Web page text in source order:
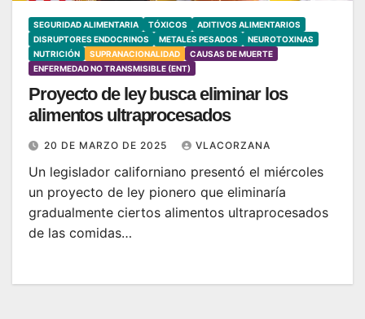
SEGURIDAD ALIMENTARIA TÓXICOS
ADITIVOS ALIMENTARIOS
DISRUPTORES ENDOCRINOS
METALES PESADOS
NEUROTOXINAS
NUTRICIÓN
SUPRANACIONALIDAD
CAUSAS DE MUERTE
ENFERMEDAD NO TRANSMISIBLE (ENT)
Proyecto de ley busca eliminar los
alimentos ultraprocesados
20 DE MARZO DE 2025 VLACORZANA
Un legislador californiano presentó el miércoles
un proyecto de ley pionero que eliminaría
gradualmente ciertos alimentos ultraprocesados ​​
de las comidas…